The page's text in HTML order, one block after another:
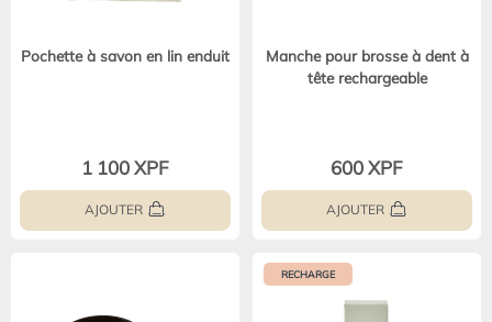
Pochette à savon en lin enduit
1 100 XPF
AJOUTER
Manche pour brosse à dent à
tête rechargeable
600 XPF
AJOUTER
RECHARGE